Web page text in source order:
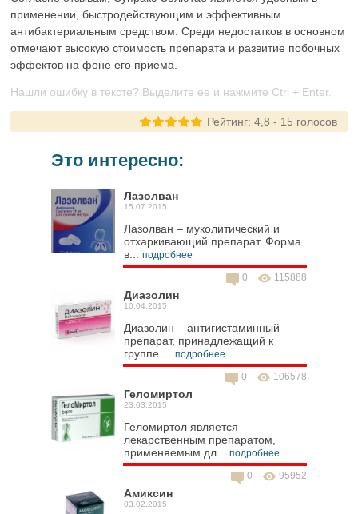
применении, быстродействующим и эффективным
антибактериальным средством. Среди недостатков в основном
отмечают высокую стоимость препарата и развитие побочных
эффектов на фоне его приема.
Нашли ошибку в тексте? Выделите ее и нажмите Ctrl + Enter.
Рейтинг: 4,8 - 15 голосов
Это интересно:
Лазолван
15.07.2015
Лазолван – муколитический и
отхаркивающий препарат. Форма
в... подробнее
115888
0
Диазолин
10.04.2015
Диазолин – антигистаминный
препарат, принадлежащий к
группе ... подробнее
106578
0
Геломиртол
23.03.2015
Геломиртол является
лекарственным препаратом,
применяемым дл... подробнее
95952
0
Амиксин
03.02.2015